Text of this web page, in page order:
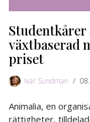
växtbaserad
priset
Ivar Sundman
Animalia, en
rättigheter,